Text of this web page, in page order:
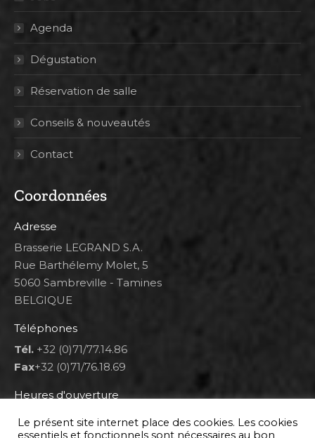
Agenda
Dégustation
Réservation de salle
Conseils & nouveautés
Contact
Coordonnées
Adresse
Brasserie LEGRAND S.A.
Rue Barthélemy Molet, 5
5060 Sambreville - Tamines
BELGIQUE
Téléphones
Tél. +32 (0)71/77.14.86
Fax+32 (0)71/76.18.69
Heures d'ouverture
Lun 8h00-12h00 et 12h30-14h30
Mar au ven 8h00-12h00 et 12h30-17h00
Le présent site internet place des cookies. Les cookies
essentiels et fonctionnels sont nécessaires au bon